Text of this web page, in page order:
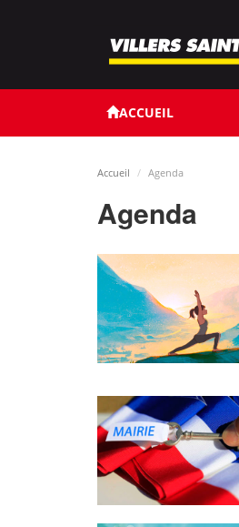
ACCUEIL
Accueil Agenda
Agenda